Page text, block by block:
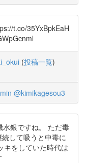
t.co/35YxBpkEaH
(投稿一覧)
@kimikagesou3
銀ですね。 ただ毒
して吸うと中毒に
キをしていた時代は